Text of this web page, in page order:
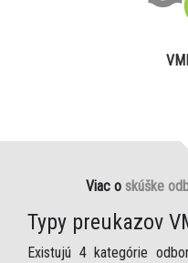
Viac o skúške
Typy preukazov
Existujú 4 kategórie